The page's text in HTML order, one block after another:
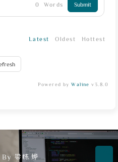
0 Words Submit
Latest Oldest Hottest
Powered byWaline v3.8.0
梁栋烨